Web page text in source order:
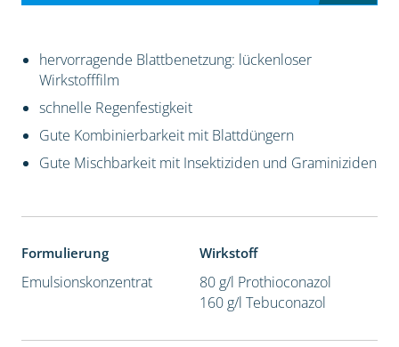
hervorragende Blattbenetzung: lückenloser
Wirkstofffilm
schnelle Regenfestigkeit
Gute Kombinierbarkeit mit Blattdüngern
Gute Mischbarkeit mit Insektiziden und Graminiziden
Formulierung
Emulsionskonzentrat
Wirkstoff
80 g/l Prothioconazol
160 g/l Tebuconazol